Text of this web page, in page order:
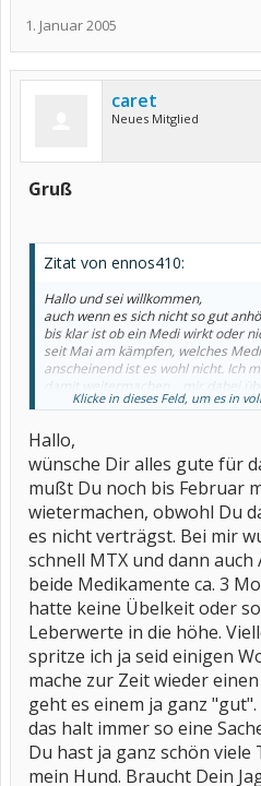
1. Januar 2005
caret
Neues Mitglied
Gruß
Zitat von ennos410:
Hallo und sei willkommen,
auch wenn es sich nicht so gut
bis klar ist ob ein Medi wirkt oder
seit Mai am kämpfen, welches
anscheinend ist es wohl nicht. Ich
damit weitermachen....mir dabei
Aber laß Dich nicht von meinem
Zu meiner Person: 49, weiblich, CP,
Jagdhundi,Vögel(auch den
Dir und Allen die dieses heute noch
für das Neue Jahr viel, viel
Gruß ennos410
Klicke in dieses Feld, um es in
Hallo,
wünsche Dir alles gute für
mußt Du noch bis Februar
wietermachen, obwohl Du
es nicht verträgst. Bei mir
schnell MTX und dann auch
beide Medikamente ca. 3
hatte keine Übelkeit oder
Leberwerte in die höhe.
spritze ich ja seid einigen
mache zur Zeit wieder
geht es einem ja ganz
das halt immer so eine
Du hast ja ganz schön
mein Hund. Braucht Dein